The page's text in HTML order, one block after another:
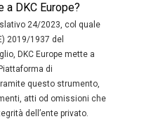
a DKC Europe?
24/2023, col quale
2019/1937 del
DKC Europe mette a
di
questo strumento,
atti od omissioni che
dell’ente privato.